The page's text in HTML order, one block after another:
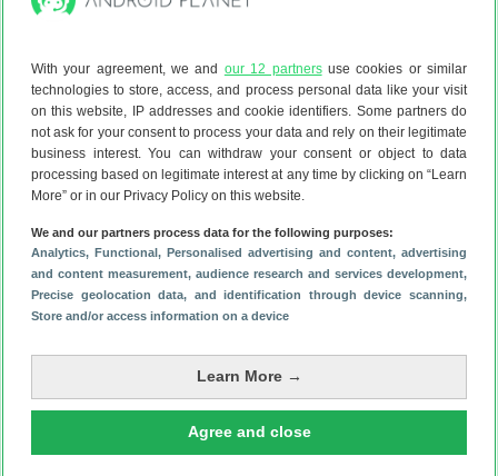
With your agreement, we and our 12 partnersuse cookies or similar
technologies to store, access, and process personal data like your visit
on this website, IP addresses and cookie identifiers. Some partners do
not ask for your consent to process your data and rely on their legitimate
business interest. You can withdraw your consent or object to data
processing based on legitimate interest at any time by clicking on “Learn
More” or in our Privacy Policy on this website.
We and our partners process data for the following purposes:
Analytics, Functional, Personalised advertising and content, advertising
and content measurement, audience research and services development,
Precise geolocation data, and identification through device scanning,
Store and/or access information on a device
Learn More →
Agree and close
je bekijkt, als je informatie bijvoorbeeld niet helemaal
vatten, maar Gemini kan ook vanuit Chrome samenwerken
met andere Google-apps.
Zie je bijvoorbeeld een leuk recept voorbijkomen en wil je
die bewaren voor later, dan kan Gemini dat recept in notitie-
app Google Keep zetten. Ook kun je evenementen meteen
in je agenda-app plaatsen of zoeken naar informatie in
Gmail. Nano Banana, waarmee je plaatjes genereert middels
AI, is ook aanwezig.
versie van Gemini voor Android. Bij de normale Gemini geef
je een opdracht via tekst of stem en komt de AI met een
antwoord zoals een stuk tekst of een plaatje. Gemini
Intelligence geef je een opdracht waar allerlei stappen voor